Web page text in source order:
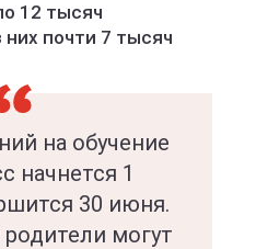
12 тысяч
почти 7 тысяч
на обучение
начнется 1
30 июня.
могут